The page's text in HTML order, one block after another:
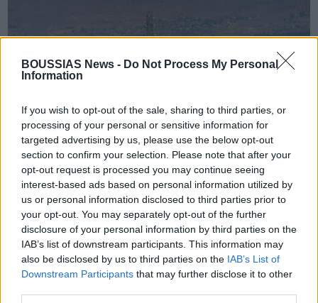
BOUSSIAS News - Do Not Process My Personal
Information
If you wish to opt-out of the sale, sharing to third parties, or
processing of your personal or sensitive information for
targeted advertising by us, please use the below opt-out
section to confirm your selection. Please note that after your
opt-out request is processed you may continue seeing
interest-based ads based on personal information utilized by
us or personal information disclosed to third parties prior to
your opt-out. You may separately opt-out of the further
disclosure of your personal information by third parties on the
IAB’s list of downstream participants. This information may
also be disclosed by us to third parties on the IAB’s List of
Downstream Participants that may further disclose it to other
By Boussias 2/9/2025
Ένας από τους συλληφθέντες του μεγάλου κυκλώματος
παράνομου στοιχήματος που εξαρθρώθηκε στην
Κωνσταντινούπολη, παραδέχθηκε ενώπιον των
τουρκικών εισαγγελικών αρχών ότι μέρος των
τεράστιων χρηματικών ποσών που αποκόμιζε η
οργάνωση κατευθυνόταν στα κατεχόμενα.